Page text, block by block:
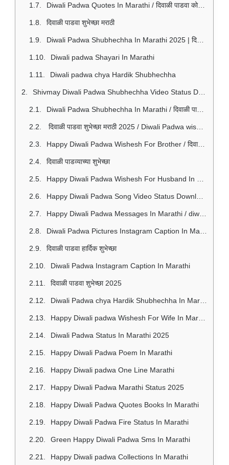
Diwali Padwa Quotes In Marathi / दिवाळी पाडवा कोट्स मराठी मध्ये
दिवाळी पाडवा शुभेच्छा मराठी
Diwali Padwa Shubhechha In Marathi 2025 | दिवाळी पाडव्याच्या च्या हार्दिक शुभेच्छा
Diwali padwa Shayari In Marathi
Diwali padwa chya Hardik Shubhechha
Shivmay Diwali Padwa Shubhechha Video Status Download / शिवमय दिवाळी पाडवा शुभेच्छा विडियो डाउनलोड
Diwali Padwa Shubhechha In Marathi / दिवाळी पाडवा च्या हार्दिक शुभेच्छा 2025
दिवाळी पाडवा शुभेच्छा मराठी 2025 / Diwali Padwa wishes in marathi 2025
Happy Diwali Padwa Wishesh For Brother / दिवाळी पाडवा च्या शुभेच्छा 2025 नवीन
दिवाळी पाडव्याच्या शुभेच्छा
Happy Diwali Padwa Wishesh For Husband In Marathi / दिवाळी पाडवा शुभेच्छा
Happy Diwali Padwa Song Video Status Download / दिवाळी पाडवा गाणे विडियो स्टेटस डाउनलोड
Happy Diwali Padwa Messages In Marathi / diwali Padwa chya hardik shubhechha in marathi
Diwali Padwa Pictures Instagram Caption In Marathi
दिवाळी पाडवा हार्दिक शुभेच्छा
Diwali Padwa Instagram Caption In Marathi
दिवाळी पाडवा शुभेच्छा 2025
Diwali Padwa chya Hardik Shubhechha In Marathi
Happy Diwali padwa Wishesh For Wife In Marathi
Diwali Padwa Status In Marathi 2025
Happy Diwali Padwa Poem In Marathi
Happy Diwali padwa One Line Marathi
Happy Diwali Padwa Marathi Status 2025
Happy Diwali Padwa Quotes Books In Marathi
Happy Diwali Padwa Fire Status In Marathi
Green Happy Diwali Padwa Sms In Marathi
Happy Diwali padwa Collections In Marathi